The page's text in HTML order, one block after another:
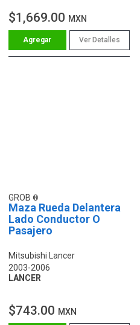
$1,669.00 MXN
Ver Detalles
GROB
Maza Rueda Delantera
Lado Conductor O
Pasajero
Mitsubishi Lancer
2003-2006
LANCER
$743.00 MXN